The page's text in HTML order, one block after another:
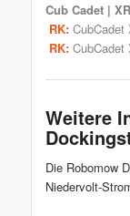
Cub Cadet |
RK:CubCadet
RK:CubCadet
Weitere
Die Robomow
Niedervolt-